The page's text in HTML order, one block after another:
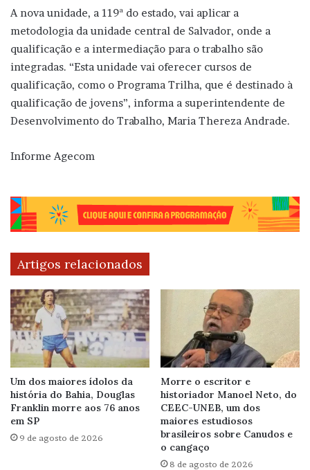
A nova unidade, a 119ª do estado, vai aplicar a
metodologia da unidade central de Salvador, onde a
qualificação e a intermediação para o trabalho são
integradas. “Esta unidade vai oferecer cursos de
qualificação, como o Programa Trilha, que é destinado à
qualificação de jovens”, informa a superintendente de
Desenvolvimento do Trabalho, Maria Thereza Andrade.
Informe Agecom
Artigos relacionados
Um dos maiores ídolos da
história do Bahia, Douglas
Franklin morre aos 76 anos
em SP
9 de agosto de 2026
Morre o escritor e
historiador Manoel Neto, do
CEEC-UNEB, um dos
maiores estudiosos
brasileiros sobre Canudos e
o cangaço
8 de agosto de 2026